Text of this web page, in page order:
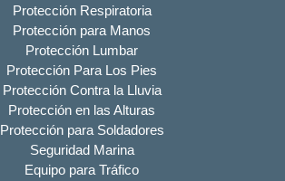
Protección Respiratoria
Protección para Manos
Protección Lumbar
Protección Para Los Pies
Protección Contra la Lluvia
Protección en las Alturas
Protección para Soldadores
Seguridad Marina
Equipo para Tráfico